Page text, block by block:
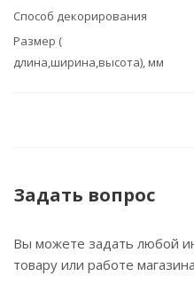
Способ декорирования
Размер (
длина,ширина,высота), мм
Задать вопрос
Вы можете задать любой
товару или работе